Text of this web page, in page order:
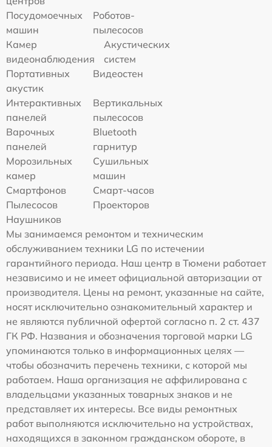
Посудомоечных
машин
Роботов-
пылесосов
Камер
видеонаблюдения
Акустических
систем
Портативных
акустик
Видеостен
Интерактивных
панелей
Вертикальных
пылесосов
Варочных
панелей
Bluetooth
гарнитур
Морозильных
камер
Сушильных
машин
Смартфонов
Смарт-часов
Пылесосов
Проекторов
Наушников
Мы занимаемся ремонтом и техническим
обслуживанием техники LG по истечении
гарантийного периода. Наш центр в Тюмени работает
независимо и не имеет официальной авторизации от
производителя. Цены на ремонт, указанные на сайте,
носят исключительно ознакомительный характер и
не являются публичной офертой согласно п. 2 ст. 437
ГК РФ. Названия и обозначения торговой марки LG
упоминаются только в информационных целях —
чтобы обозначить перечень техники, с которой мы
работаем. Наша организация не аффилирована с
владельцами указанных товарных знаков и не
представляет их интересы. Все виды ремонтных
работ выполняются исключительно на устройствах,
находящихся в законном гражданском обороте, в